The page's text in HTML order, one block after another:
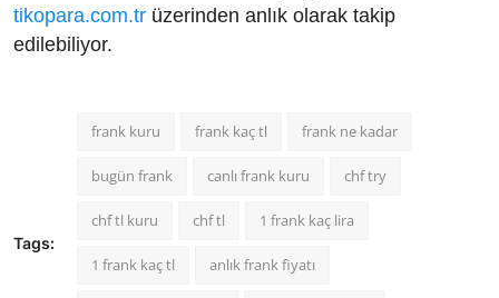
tikopara.com.tr üzerinden anlık olarak takip
edilebiliyor.
Tags:
frank kuru frank kaç tl frank ne kadar
bugün frank canlı frank kuru chf try
chf tl kuru chf tl 1 frank kaç lira
1 frank kaç tl anlık frank fiyatı